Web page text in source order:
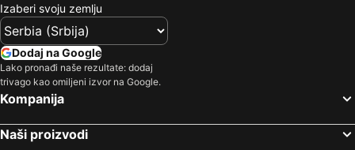
Izaberi svoju zemlju
Dodaj na Google
Lako pronađi naše rezultate: dodaj
trivago kao omiljeni izvor na Google.
Kompanija
Naši proizvodi